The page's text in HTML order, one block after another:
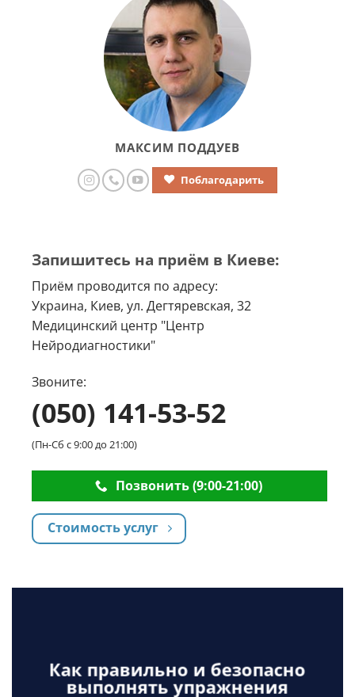
МАКСИМ ПОДДУЕВ
Поблагодарить
Запишитесь на приём в Киеве:
Приём проводится по адресу:
Украина, Киев, ул. Дегтяревская, 32
Медицинский центр "Центр
Нейродиагностики"
Звоните:
(050) 141-53-52
(Пн-Сб с 9:00 до 21:00)
Позвонить (9:00-21:00)
Стоимость услуг
Как правильно и безопасно
выполнять упражнения